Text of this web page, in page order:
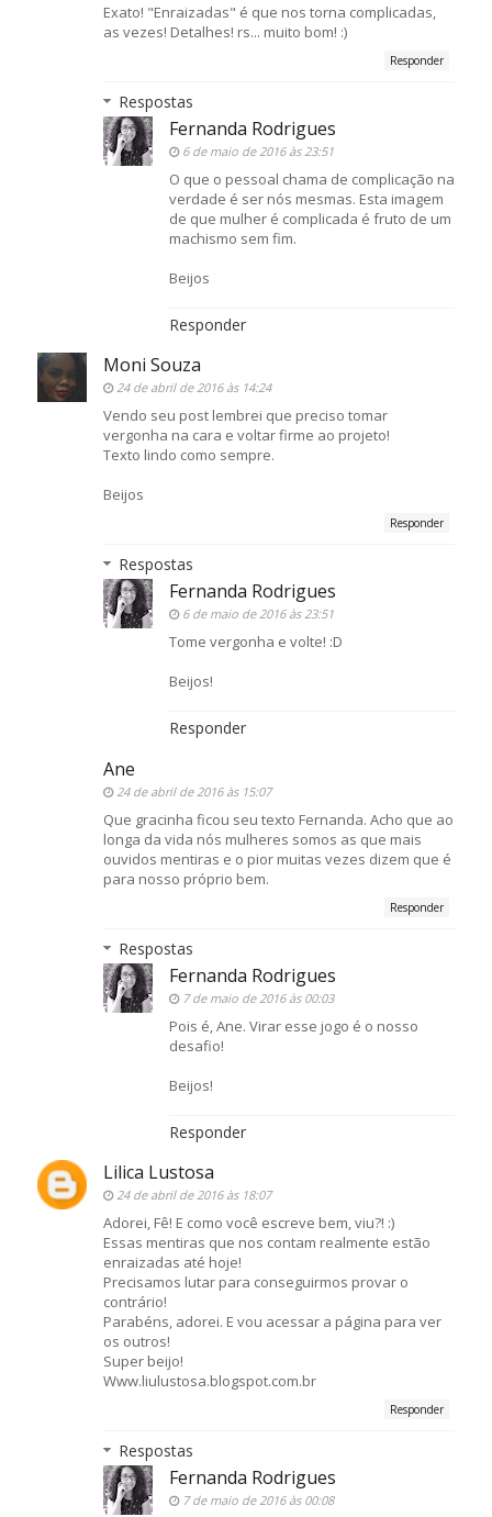
Exato! "Enraizadas" é que nos torna complicadas,
as vezes! Detalhes! rs... muito bom! :)
Responder
Respostas
Fernanda Rodrigues
6 de maio de 2016 às 23:51
O que o pessoal chama de complicação na
verdade é ser nós mesmas. Esta imagem
de que mulher é complicada é fruto de um
machismo sem fim.
Beijos
Responder
Moni Souza
24 de abril de 2016 às 14:24
Vendo seu post lembrei que preciso tomar
vergonha na cara e voltar firme ao projeto!
Texto lindo como sempre.
Beijos
Responder
Respostas
Fernanda Rodrigues
6 de maio de 2016 às 23:51
Tome vergonha e volte! :D
Beijos!
Responder
Ane
24 de abril de 2016 às 15:07
Que gracinha ficou seu texto Fernanda. Acho que ao
longa da vida nós mulheres somos as que mais
ouvidos mentiras e o pior muitas vezes dizem que é
para nosso próprio bem.
Responder
Respostas
Fernanda Rodrigues
7 de maio de 2016 às 00:03
Pois é, Ane. Virar esse jogo é o nosso
desafio!
Beijos!
Responder
Lilica Lustosa
24 de abril de 2016 às 18:07
Adorei, Fê! E como você escreve bem, viu?! :)
Essas mentiras que nos contam realmente estão
enraizadas até hoje!
Precisamos lutar para conseguirmos provar o
contrário!
Parabéns, adorei. E vou acessar a página para ver
os outros!
Super beijo!
Www.liulustosa.blogspot.com.br
Responder
Respostas
Fernanda Rodrigues
7 de maio de 2016 às 00:08